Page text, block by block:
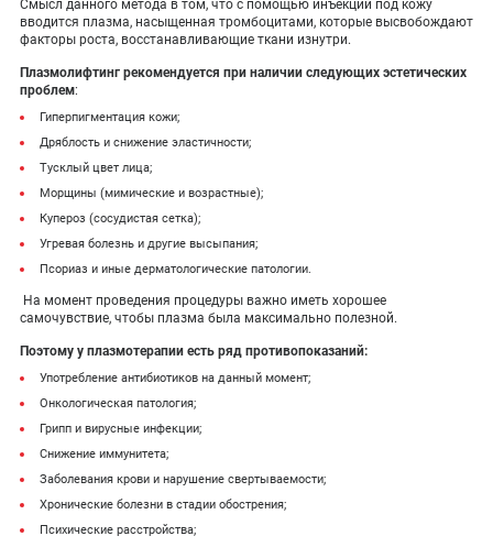
Смысл данного метода в том, что с помощью инъекций под кожу
вводится плазма, насыщенная тромбоцитами, которые высвобождают
факторы роста, восстанавливающие ткани изнутри.
Плазмолифтинг рекомендуется при наличии следующих эстетических
проблем:
Гиперпигментация кожи;
Дряблость и снижение эластичности;
Тусклый цвет лица;
Морщины (мимические и возрастные);
Купероз (сосудистая сетка);
Угревая болезнь и другие высыпания;
Псориаз и иные дерматологические патологии.
На момент проведения процедуры важно иметь хорошее
самочувствие, чтобы плазма была максимально полезной.
Поэтому у плазмотерапии есть ряд противопоказаний:
Употребление антибиотиков на данный момент;
Онкологическая патология;
Грипп и вирусные инфекции;
Снижение иммунитета;
Заболевания крови и нарушение свертываемости;
Хронические болезни в стадии обострения;
Психические расстройства;